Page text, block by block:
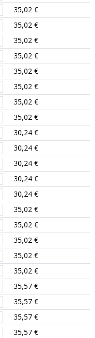
35,02 €
35,02 €
35,02 €
35,02 €
35,02 €
35,02 €
35,02 €
35,02 €
30,24 €
30,24 €
30,24 €
30,24 €
30,24 €
35,02 €
35,02 €
35,02 €
35,02 €
35,02 €
35,57 €
35,57 €
35,57 €
35,57 €